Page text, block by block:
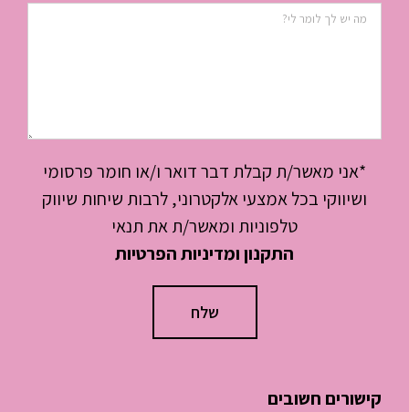
*אני מאשר/ת קבלת דבר דואר ו/או חומר פרסומי
ושיווקי בכל אמצעי אלקטרוני, לרבות שיחות שיווק
טלפוניות ומאשר/ת את תנאי
התקנון ומדיניות הפרטיות
קישורים חשובים